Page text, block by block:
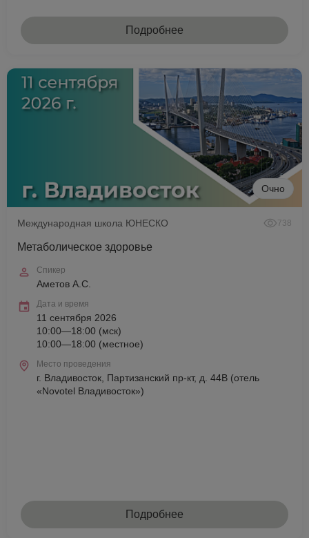
Подробнее
Очно
Международная школа ЮНЕСКО 738
Метаболическое здоровье
Спикер
Аметов А.С.
Дата и время
11 сентября 2026
10:00—18:00 (мск)
10:00—18:00 (местное)
Место проведения
г. Владивосток, Партизанский пр-кт, д. 44В (отель
«Novotel Владивосток»)
Подробнее